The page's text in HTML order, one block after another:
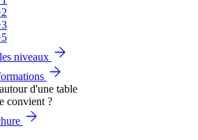
niveaux
convient ?